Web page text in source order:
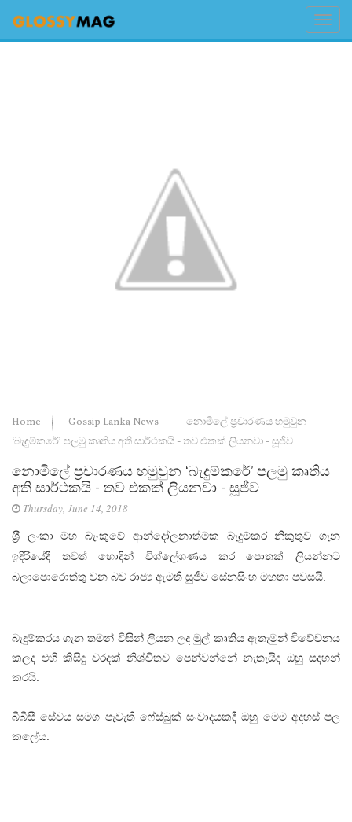
Home Gossip Lanka News
නොමිලේ ප්‍රචාරණය හමුවුන
‘බැදුම්කරේ’ පලමු කෘතිය අති සාර්ථකයි - තව එකක් ලියනවා - සූජීව
නොමිලේ ප්‍රචාරණය හමුවුන ‘බැදුම්කරේ’ පලමු කෘතිය
අති සාර්ථකයි - තව එකක් ලියනවා - සූජීව
Thursday, June 14, 2018
ශ‍්‍රී ලංකා මහ බැංකුවේ ආන්දෝලනාත්මක බැදුම්කර නිකුතුව ගැන
ඉදිරියේදී තවත් හොදින් විශ්ලේශණය කර පොතක් ලියන්නට
බලාපොරොත්තු වන බව රාජ්‍ය ඇමති සුජීව සේනසිංහ මහතා පවසයි.
බැදුම්කරය ගැන තමන් විසින් ලියන ලද මුල් කෘතිය ඇතැමුන් විවේචනය
කලද එහි කිසිදු වරදක් නිශ්චිතව පෙන්වන්නේ නැතැයිද ඔහු සදහන්
කරයි.
බීබීසී සේවය සමග පැවැති ෆේස්බුක් සංවාදයකදී ඔහු මෙම අදහස් පල
කලේය.